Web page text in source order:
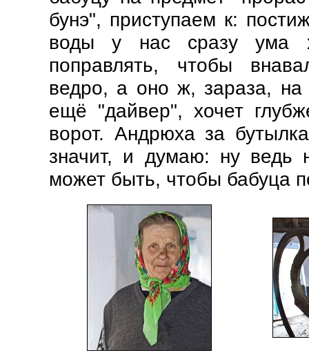
бунэ", приступаем к:
воды у нас сразу ума
поправлять, чтобы
ведро, а оно ж, зараза, на
ещё "дайвер", хочет
ворот. Андрюха за
значит, и думаю: ну ведь
может быть, чтобы бабуца